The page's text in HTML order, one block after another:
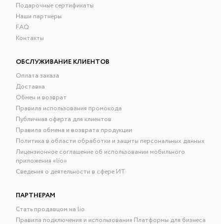
Подарочные сертификаты
Наши партнёры
FAQ
Контакты
ОБСЛУЖИВАНИЕ КЛИЕНТОВ
Оплата заказа
Доставка
Обмен и возврат
Правила использования промокода
Публичная оферта для клиентов
Правила обмена и возврата продукции
Политика в области обработки и защиты персональных данных
Лицензионное соглашение об использовании мобильного
приложения «lío»
Сведения о деятельности в сфере ИТ
ПАРТНЕРАМ
Стать продавцом на lio
Правила подключения и использования Платформы для бизнеса